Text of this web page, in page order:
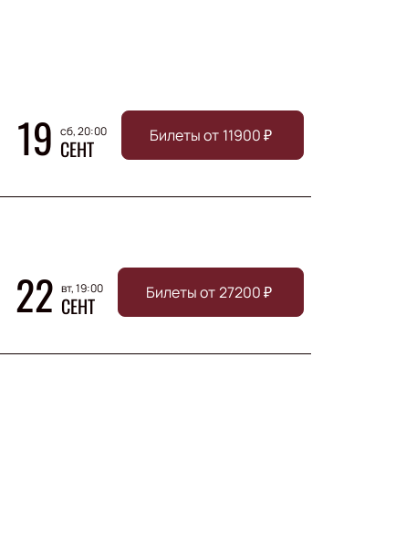
19 сб, 20:00
СЕНТ Билеты от 11900₽
22 вт, 19:00
СЕНТ Билеты от 27200₽